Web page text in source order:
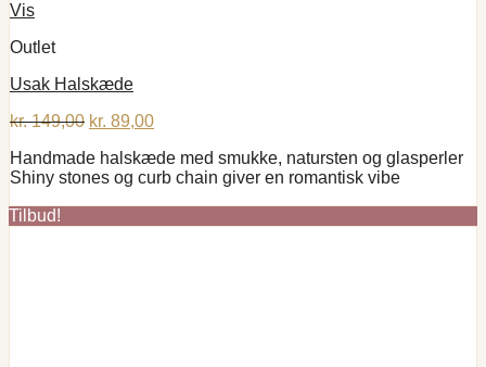
Vis
Outlet
Usak Halskæde
kr.149,00 Den
pris
var:
kr. 89,00Den
pris
er:
Handmade halskæde med smukke, natursten og glasperler
Shiny stones og curb chain giver en romantisk vibe
Tilbud!